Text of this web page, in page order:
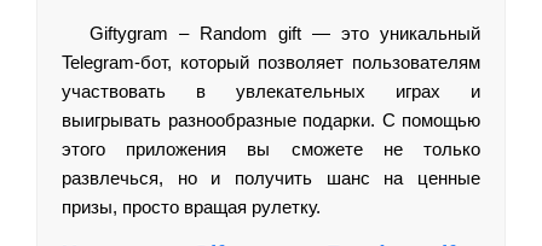
Giftygram – Random gift — это уникальный
Telegram-бот, который позволяет пользователям
участвовать в увлекательных играх и
выигрывать разнообразные подарки. С помощью
этого приложения вы сможете не только
развлечься, но и получить шанс на ценные
призы, просто вращая рулетку.